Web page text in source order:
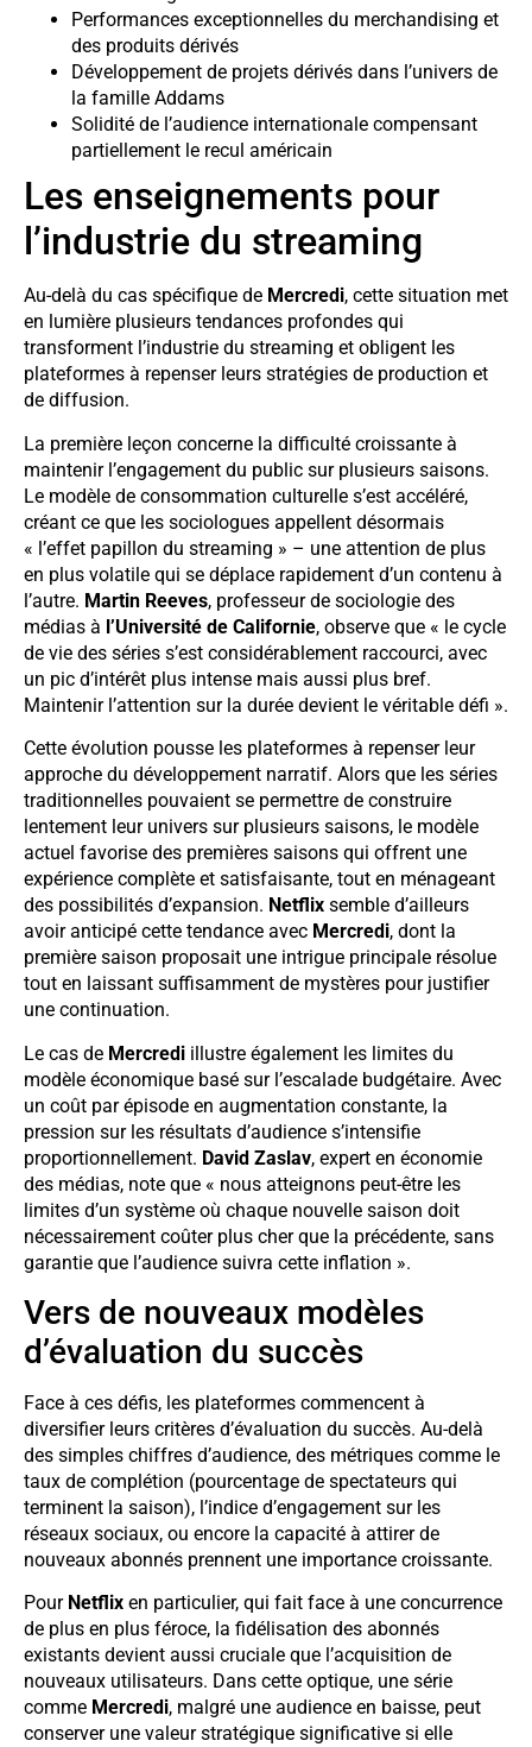
Performances exceptionnelles du merchandising et
des produits dérivés
Développement de projets dérivés dans l’univers de
la famille Addams
Solidité de l’audience internationale compensant
partiellement le recul américain
Les enseignements pour
l’industrie du streaming
Au-delà du cas spécifique de Mercredi, cette situation met
en lumière plusieurs tendances profondes qui
transforment l’industrie du streaming et obligent les
plateformes à repenser leurs stratégies de production et
de diffusion.
La première leçon concerne la difficulté croissante à
maintenir l’engagement du public sur plusieurs saisons.
Le modèle de consommation culturelle s’est accéléré,
créant ce que les sociologues appellent désormais
« l’effet papillon du streaming » – une attention de plus
en plus volatile qui se déplace rapidement d’un contenu à
l’autre. Martin Reeves, professeur de sociologie des
médias à l’Université de Californie, observe que « le cycle
de vie des séries s’est considérablement raccourci, avec
un pic d’intérêt plus intense mais aussi plus bref.
Maintenir l’attention sur la durée devient le véritable défi ».
Cette évolution pousse les plateformes à repenser leur
approche du développement narratif. Alors que les séries
traditionnelles pouvaient se permettre de construire
lentement leur univers sur plusieurs saisons, le modèle
actuel favorise des premières saisons qui offrent une
expérience complète et satisfaisante, tout en ménageant
des possibilités d’expansion. Netflix semble d’ailleurs
avoir anticipé cette tendance avec Mercredi, dont la
première saison proposait une intrigue principale résolue
tout en laissant suffisamment de mystères pour justifier
une continuation.
Le cas de Mercredi illustre également les limites du
modèle économique basé sur l’escalade budgétaire. Avec
un coût par épisode en augmentation constante, la
pression sur les résultats d’audience s’intensifie
proportionnellement. David Zaslav, expert en économie
des médias, note que « nous atteignons peut-être les
limites d’un système où chaque nouvelle saison doit
nécessairement coûter plus cher que la précédente, sans
garantie que l’audience suivra cette inflation ».
Vers de nouveaux modèles
d’évaluation du succès
Face à ces défis, les plateformes commencent à
diversifier leurs critères d’évaluation du succès. Au-delà
des simples chiffres d’audience, des métriques comme le
taux de complétion (pourcentage de spectateurs qui
terminent la saison), l’indice d’engagement sur les
réseaux sociaux, ou encore la capacité à attirer de
nouveaux abonnés prennent une importance croissante.
Pour Netflix en particulier, qui fait face à une concurrence
de plus en plus féroce, la fidélisation des abonnés
existants devient aussi cruciale que l’acquisition de
nouveaux utilisateurs. Dans cette optique, une série
comme Mercredi, malgré une audience en baisse, peut
conserver une valeur stratégique significative si elle